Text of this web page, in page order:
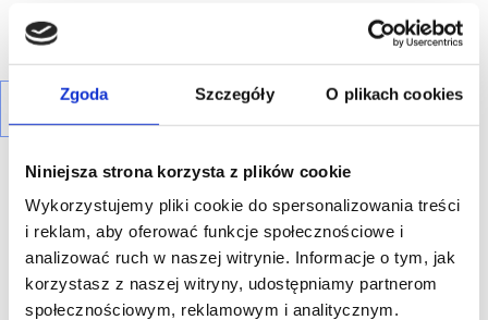
Zgoda Szczegóły O plikach cookies
Niniejsza strona korzysta z plików cookie
Wykorzystujemy pliki cookie do spersonalizowania treści
i reklam, aby oferować funkcje społecznościowe i
analizować ruch w naszej witrynie. Informacje o tym, jak
korzystasz z naszej witryny, udostępniamy partnerom
społecznościowym, reklamowym i analitycznym.
R E K L A M A